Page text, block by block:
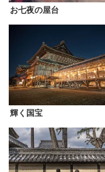
お七夜の屋台
輝く国宝